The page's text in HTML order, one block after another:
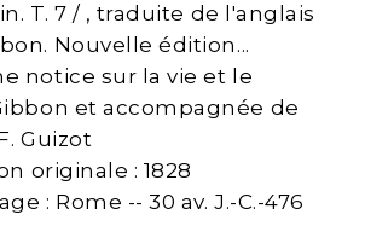
T. 7 / , traduite de l'anglais
Nouvelle édition...
notice sur la vie et le
et accompagnée de
Guizot
originale : 1828
: Rome -- 30 av. J.-C.-476